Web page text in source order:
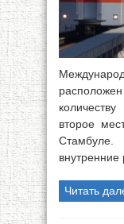
второе
Стамбуле.
внутренние
Читать